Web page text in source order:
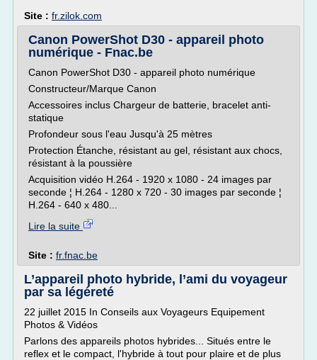
Site : fr.zilok.com
Canon PowerShot D30 - appareil photo
numérique - Fnac.be
Canon PowerShot D30 - appareil photo numérique
Constructeur/Marque Canon
Accessoires inclus Chargeur de batterie, bracelet anti-
statique
Profondeur sous l'eau Jusqu'à 25 mètres
Protection Étanche, résistant au gel, résistant aux chocs,
résistant à la poussière
Acquisition vidéo H.264 - 1920 x 1080 - 24 images par
seconde ¦ H.264 - 1280 x 720 - 30 images par seconde ¦
H.264 - 640 x 480...
Lire la suite
Site : fr.fnac.be
L’appareil photo hybride, l’ami du voyageur
par sa légéreté
22 juillet 2015 In Conseils aux Voyageurs Equipement
Photos & Vidéos
Parlons des appareils photos hybrides... Situés entre le
reflex et le compact, l'hybride à tout pour plaire et de plus